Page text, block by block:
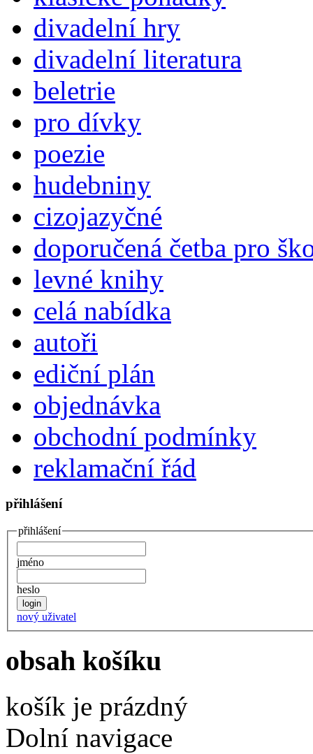
divadelní hry
divadelní literatura
beletrie
pro dívky
poezie
hudebniny
cizojazyčné
doporučená četba pro
levné knihy
celá nabídka
autoři
ediční plán
objednávka
obchodní podmínky
reklamační řád
přihlášení
přihlášení
jméno
heslo
nový uživatel
obsah košíku
košík je prázdný
Dolní navigace